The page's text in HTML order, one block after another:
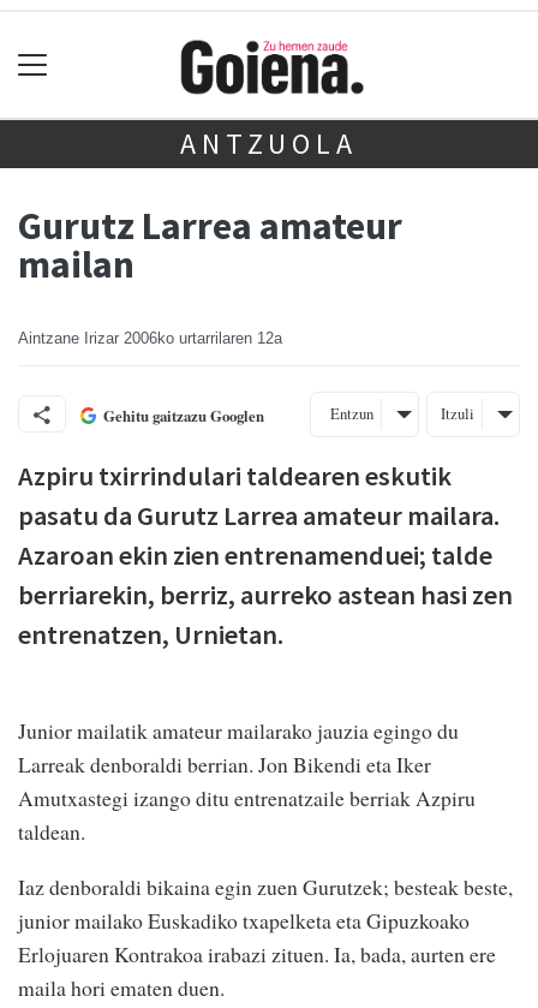
ANTZUOLA
Gurutz Larrea amateur
mailan
Aintzane Irizar 2006ko urtarrilaren 12a
Gehitu gaitzazu Googlen Entzun Itzuli
Azpiru txirrindulari taldearen eskutik
pasatu da Gurutz Larrea amateur mailara.
Azaroan ekin zien entrenamenduei; talde
berriarekin, berriz, aurreko astean hasi zen
entrenatzen, Urnietan.
Junior mailatik amateur mailarako jauzia egingo du
Larreak denboraldi berrian. Jon Bikendi eta Iker
Amutxastegi izango ditu entrenatzaile berriak Azpiru
taldean.
Iaz denboraldi bikaina egin zuen Gurutzek; besteak beste,
junior mailako Euskadiko txapelketa eta Gipuzkoako
Erlojuaren Kontrakoa irabazi zituen. Ia, bada, aurten ere
maila hori ematen duen.